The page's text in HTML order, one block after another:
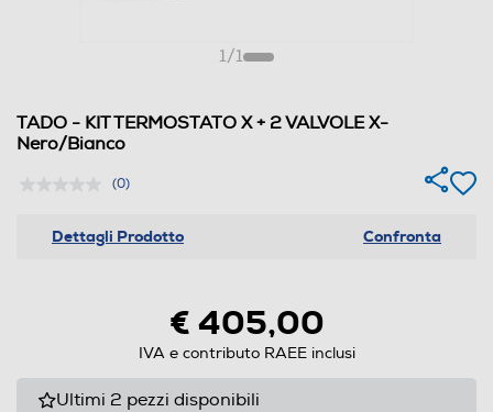
1/1
TADO - KIT TERMOSTATO X + 2 VALVOLE X-
Nero/Bianco
(0)
Dettagli Prodotto Confronta
€ 405,00
IVA e contributo RAEE inclusi
Ultimi 2 pezzi disponibili